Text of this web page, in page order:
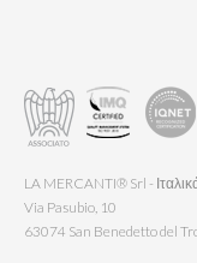
LA MERCANTI® Srl -
Via Pasubio, 10
63074 San Benedetto del